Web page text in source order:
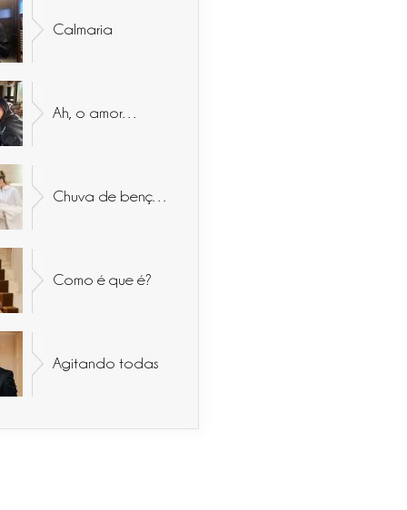
Calmaria
Ah, o amor…
Como é que é?
Agitando todas